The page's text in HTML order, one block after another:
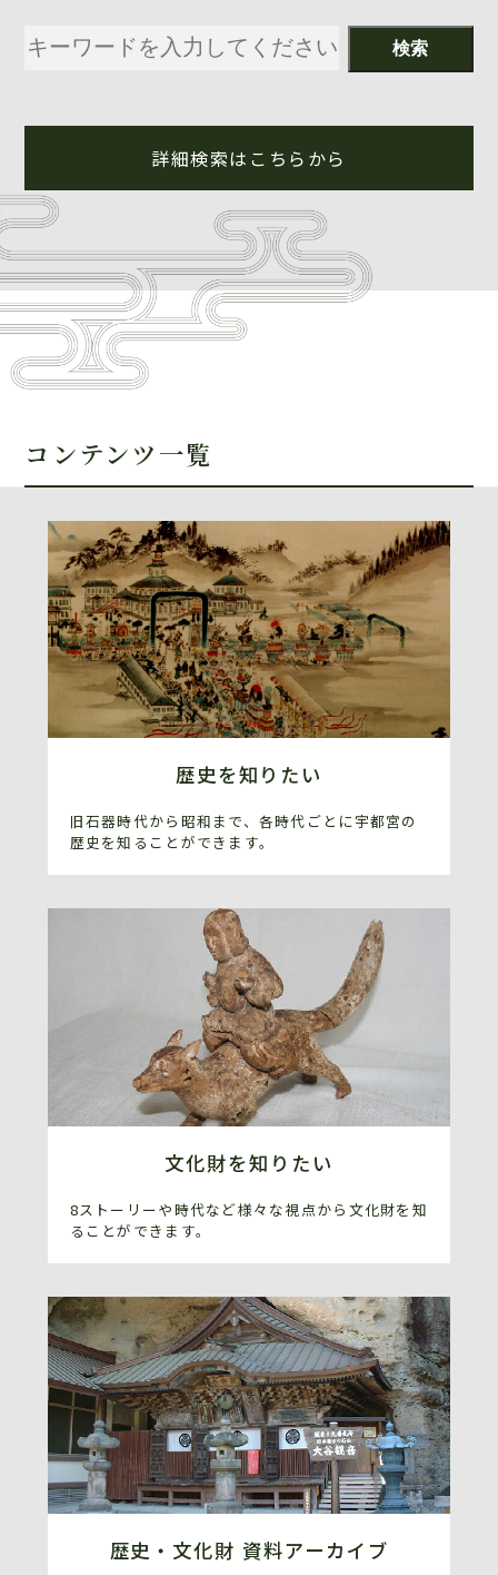
詳細検索はこちらから
コンテンツ一覧
歴史を知りたい
旧石器時代から昭和まで、各時代ごとに宇都宮の
歴史を知ることができます。
文化財を知りたい
8ストーリーや時代など様々な視点から文化財を知
ることができます。
歴史・文化財 資料アーカイブ